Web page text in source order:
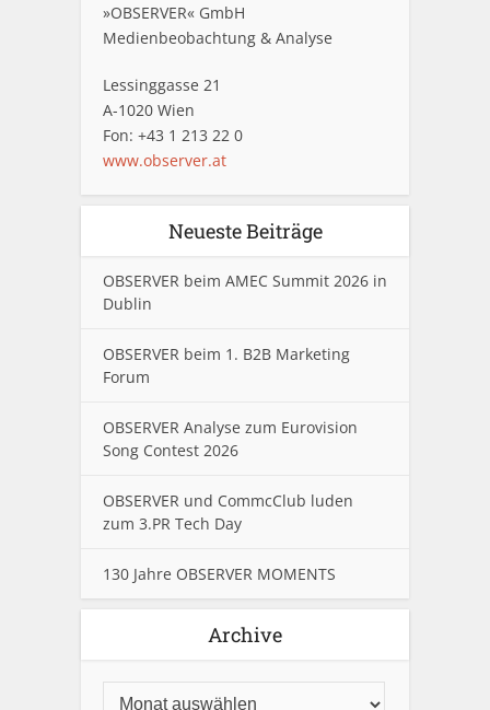
»OBSERVER« GmbH
Medienbeobachtung & Analyse
Lessinggasse 21
A-1020 Wien
Fon: +43 1 213 22 0
www.observer.at
Neueste Beiträge
OBSERVER beim AMEC Summit 2026 in
Dublin
OBSERVER beim 1. B2B Marketing
Forum
OBSERVER Analyse zum Eurovision
Song Contest 2026
OBSERVER und CommcClub luden
zum 3.PR Tech Day
130 Jahre OBSERVER MOMENTS
Archive